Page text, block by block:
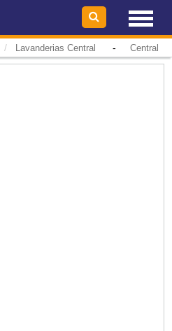
/ Lavanderias Central - Central